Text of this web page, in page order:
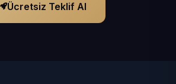
Ücretsiz Teklif Al